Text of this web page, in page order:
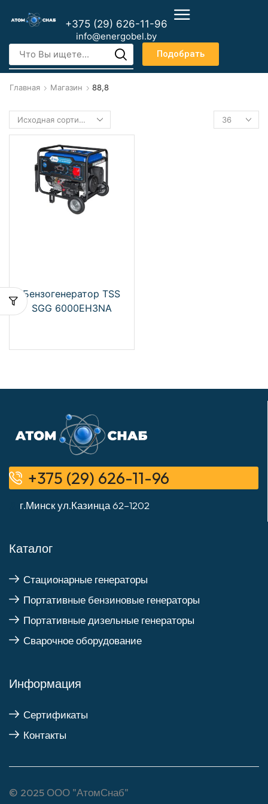
+375 (29) 626-11-96
info@energobel.by
Подобрать
Главная Магазин 88,8
Бензогенератор TSS
SGG 6000EH3NA
+375 (29) 626-11-96
г.Минск ул.Казинца 62–1202
Каталог
Стационарные генераторы
Портативные бензиновые генераторы
Портативные дизельные генераторы
Сварочное оборудование
Информация
Сертификаты
Контакты
© 2025 ООО "АтомСнаб"